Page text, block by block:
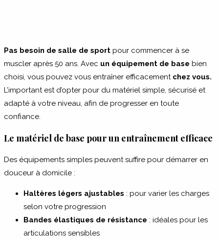
Pas besoin de salle de sport pour commencer à se
muscler après 50 ans. Avec un équipement de base bien
choisi, vous pouvez vous entraîner efficacement chez vous.
L’important est d’opter pour du matériel simple, sécurisé et
adapté à votre niveau, afin de progresser en toute
confiance.
Le matériel de base pour un entraînement efficace
Des équipements simples peuvent suffire pour démarrer en
douceur à domicile :
Haltères légers ajustables : pour varier les charges
selon votre progression
Bandes élastiques de résistance : idéales pour les
articulations sensibles